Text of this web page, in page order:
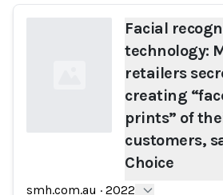
Facial
technology:
retailers
creating
prints” of
customers,
Choice
smh.com.au · 2022